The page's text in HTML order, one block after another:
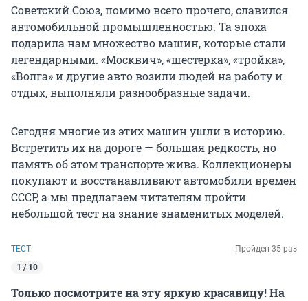
Советский Союз, помимо всего прочего, славился
автомобильной промышленностью. Та эпоха
подарила нам множество машин, которые стали
легендарными. «Москвич», «шестерка», «тройка»,
«Волга» и другие авто возили людей на работу и
отдых, выполняли разнообразные задачи.
Сегодня многие из этих машин ушли в историю.
Встретить их на дороге — большая редкость, но
память об этом транспорте жива. Коллекционеры
покупают и восстанавливают автомобили времен
СССР, а мы предлагаем читателям пройти
небольшой тест на знание знаменитых моделей.
ТЕСТ
Пройден 35 раз
1 / 10
Только посмотрите на эту яркую красавицу! На